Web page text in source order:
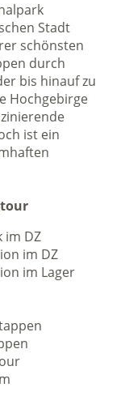
Stadt
schönsten
durch
bis hinauf zu
Hochgebirge
ist ein
im DZ
im DZ
im Lager